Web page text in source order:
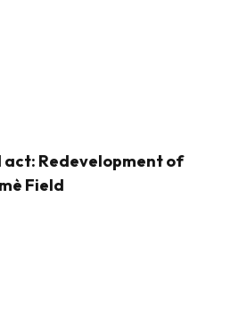
act: Redevelopment of
Field